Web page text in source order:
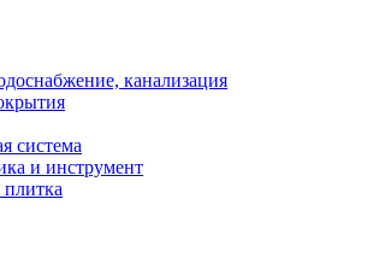
канализация
система
и инструмент
плитка